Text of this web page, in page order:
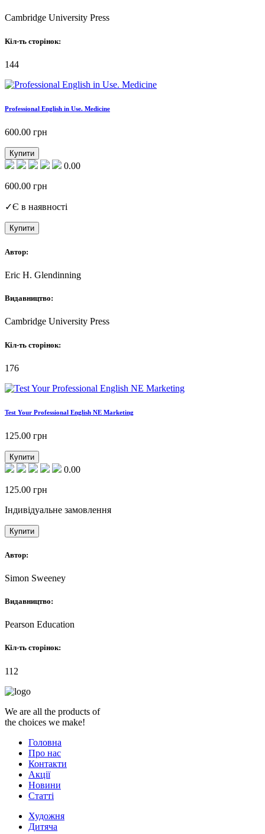
Cambridge University Press
Кіл-ть сторінок:
144
Professional English in Use. Medicine
600.00 грн
Купити
0.00
600.00 грн
✓Є в наявності
Купити
Автор:
Eric H. Glendinning
Видавництво:
Cambridge University Press
Кіл-ть сторінок:
176
Test Your Professional English NE Marketing
125.00 грн
Купити
0.00
125.00 грн
Індивідуальне замовлення
Купити
Автор:
Simon Sweeney
Видавництво:
Pearson Education
Кіл-ть сторінок:
112
We are all the products of
the choices we make!
Головна
Про нас
Контакти
Акції
Новини
Статті
Художня
Дитяча